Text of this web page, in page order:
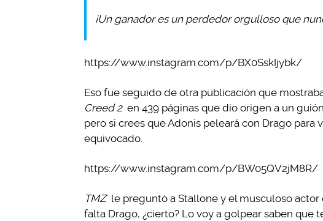
¡Un ganador es un perdedor orgulloso que
https://www.instagram.com/p/BX0SskIjybk/
Eso fue seguido de otra publicación que
Creed 2 en 439 páginas que dio origen a un
pero si crees que Adonis peleará con Drago para
equivocado.
https://www.instagram.com/p/BW05QV2jM8R/
TMZ le preguntó a Stallone y el musculoso actor
falta Drago, ¿cierto? Lo voy a golpear saben que